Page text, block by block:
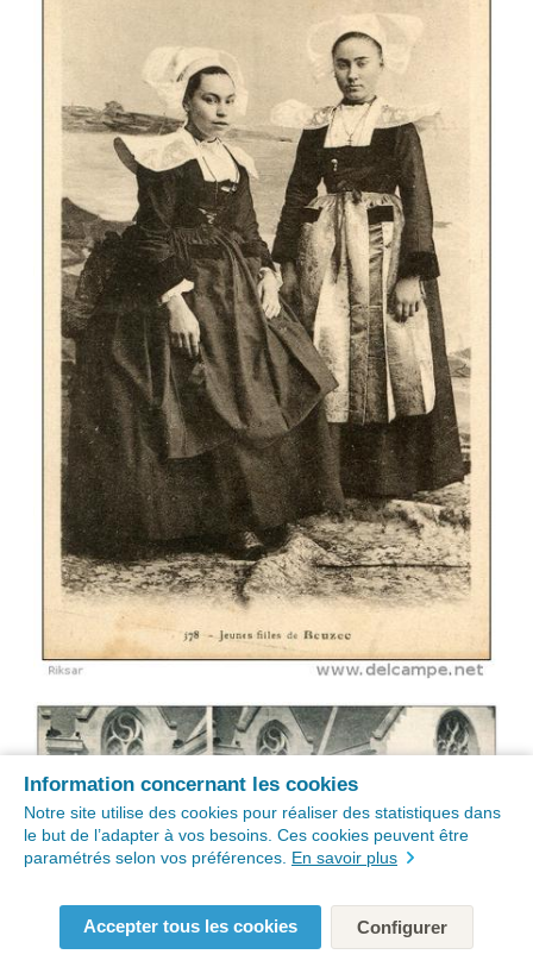
Information concernant les cookies
Notre site utilise des cookies pour réaliser des statistiques dans
le but de l’adapter à vos besoins. Ces cookies peuvent être
paramétrés selon vos préférences. En savoir plus
Accepter tous les cookies Configurer